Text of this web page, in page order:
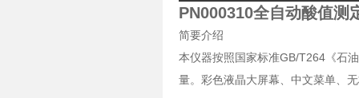
PN000310全自动酸值测
简要介绍
本仪器按照国家标准GB/T264《石
量。彩色液晶大屏幕、中文菜单、